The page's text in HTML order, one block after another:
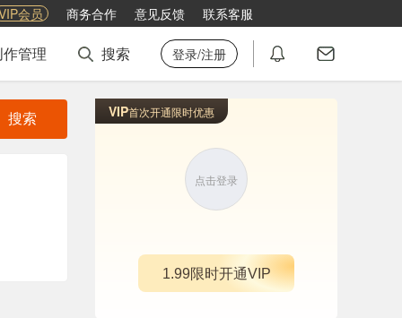
会员 商务合作 意见反馈 联系客服
管理 搜索 登录/注册
搜索 VIP首次开通限时优惠
点击登录
1.99限时开通VIP